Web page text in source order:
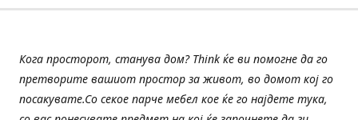
Кога просторот, станува дом? Think ќе ви помогне да го
претворите вашиот простор за живот, во домот кој го
посакувате.Со секое парче мебел кое ќе го најдете тука,